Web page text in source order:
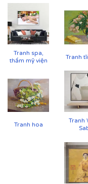
Tranh spa,
thẩm mỹ viện
Tranh
Tranh hoa
Tranh